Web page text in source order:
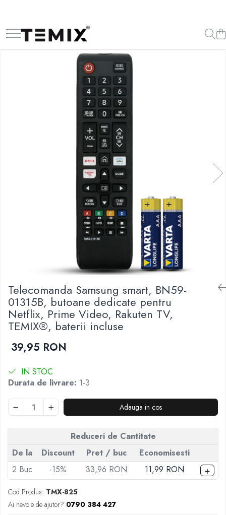
Telecomenzi TV
Telecomenzi Lg
Telecomenzi Samsung
Telecomenzi Blaupunkt
Telecomenzi Metz
Telecomenzi Nei
Telecomenzi Orion
Telecomenzi Panasonic
Telecomenzi Philips
Telecomenzi Schneider
Telecomenzi Smart-Tech
Telecomenzi Star-Light
Telecomenzi Telefunken
Telecomenzi Telefunken
Telecomenzi Teletech
Telecomenzi Tesla
Telecomenzi Toshiba
Telecomanda Samsung smart, BN59-
01315B, butoane dedicate pentru
Netflix, Prime Video, Rakuten TV,
TEMIX®, baterii incluse
39,95 RON
IN STOC
Durata de livrare: 1-3
Adauga in cos
Reduceri de Cantitate
De la
Discount Pret / buc
Economisesti
2 Buc -15% 33,96 RON 11,99 RON +
Cod Produs: TMX-825
Ai nevoie de ajutor? 0790 384 427